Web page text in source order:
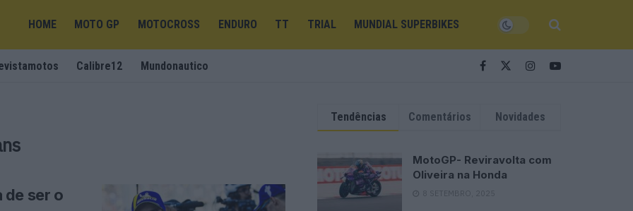
HOME MOTO GP MOTOCROSS ENDURO TT TRIAL MUNDIAL SUPERBIKES
Calibre12 Mundonautico
de ser o
Tendências Comentários Novidades
MotoGP- Reviravolta com
Oliveira na Honda
8 SETEMBRO, 2025